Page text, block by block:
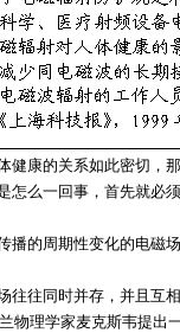
健康的关系如此密切，
怎么一回事，首先就必
播的周期性变化的电磁
往往同时并存，并且互相
理学家麦克斯韦提出一